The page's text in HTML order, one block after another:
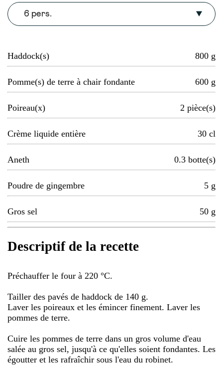
6 pers.
Haddock(s) 800 g
Pomme(s) de terre à chair fondante 600 g
Poireau(x) 2 pièce(s)
Crème liquide entière 30 cl
Aneth 0.3 botte(s)
Poudre de gingembre 5 g
Gros sel 50 g
Descriptif de la recette
Préchauffer le four à 220 °C.
Tailler des pavés de haddock de 140 g.
Laver les poireaux et les émincer finement. Laver les
pommes de terre.
Cuire les pommes de terre dans un gros volume d'eau
salée au gros sel, jusqu'à ce qu'elles soient fondantes. Les
égoutter et les rafraîchir sous l'eau du robinet.